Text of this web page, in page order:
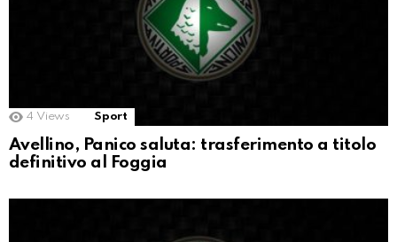
4 Views Sport
Avellino, Panico saluta: trasferimento a titolo
definitivo al Foggia